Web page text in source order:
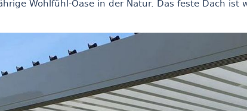
Wohlfühl-Oase in der Natur. Das feste Dach